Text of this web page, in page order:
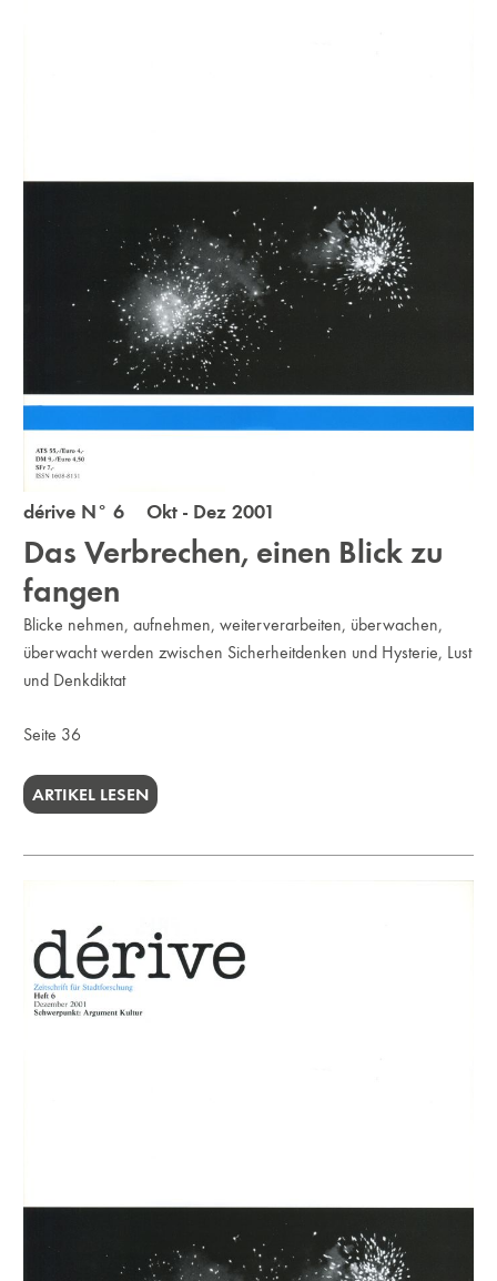
dérive N° 6 Okt - Dez 2001
Das Verbrechen, einen Blick zu
fangen
Blicke nehmen, aufnehmen, weiterverarbeiten, überwachen,
überwacht werden zwischen Sicherheitdenken und Hysterie, Lust
und Denkdiktat
Seite 36
ARTIKEL LESEN